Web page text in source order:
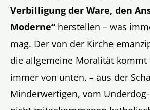
Verbilligung der Ware, den
Moderne“ herstellen – was
mag. Der von der Kirche
die allgemeine Moralität
immer von unten, – aus der
Minderwertigen, vom